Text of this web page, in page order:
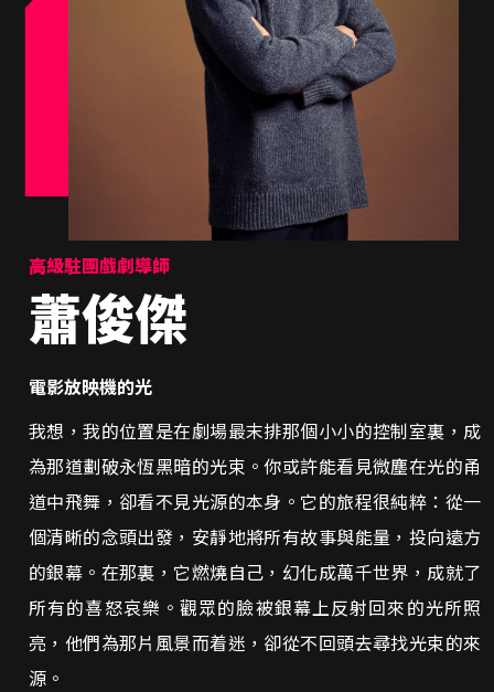
高級駐團戲劇導師
蕭俊傑
電影放映機的光
我想，我的位置是在劇場最末排那個小小的控制室裏，成
為那道劃破永恆黑暗的光束。你或許能看見微塵在光的甬
道中飛舞，卻看不見光源的本身。它的旅程很純粹：從一
個清晰的念頭出發，安靜地將所有故事與能量，投向遠方
的銀幕。在那裏，它燃燒自己，幻化成萬千世界，成就了
所有的喜怒哀樂。觀眾的臉被銀幕上反射回來的光所照
亮，他們為那片風景而着迷，卻從不回頭去尋找光束的來
源。